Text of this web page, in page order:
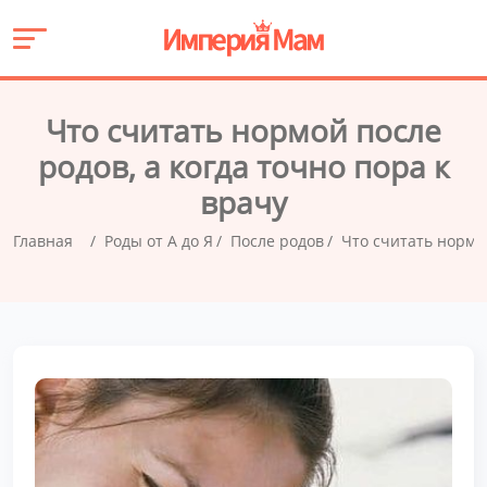
Что считать нормой после
родов, а когда точно пора к
врачу
Главная Роды от А до Я После родов Что считать